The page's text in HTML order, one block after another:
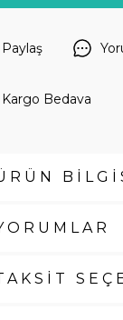
Paylaş
Kargo Bedava